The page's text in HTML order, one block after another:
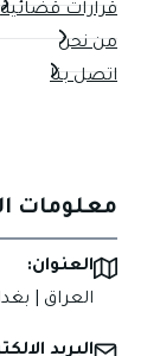
قرارات قضائية
من نحن
اتصل بنا
معلومات
العنوان:
العراق |
البريد